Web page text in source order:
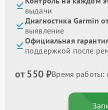
выдачи
Диагностика Garmin
выявление
Официальная
поддержкой после
от 550 ₽Время работы: